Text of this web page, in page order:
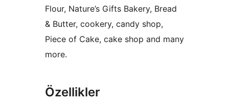
Flour, Nature’s Gifts Bakery, Bread
& Butter, cookery, candy shop,
Piece of Cake, cake shop and many
more.
Özellikler